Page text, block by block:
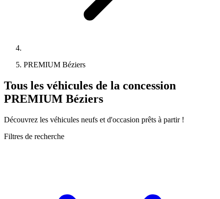
PREMIUM Béziers
Tous les véhicules de la concession
PREMIUM Béziers
Découvrez les véhicules neufs et d'occasion prêts à partir !
Filtres de recherche